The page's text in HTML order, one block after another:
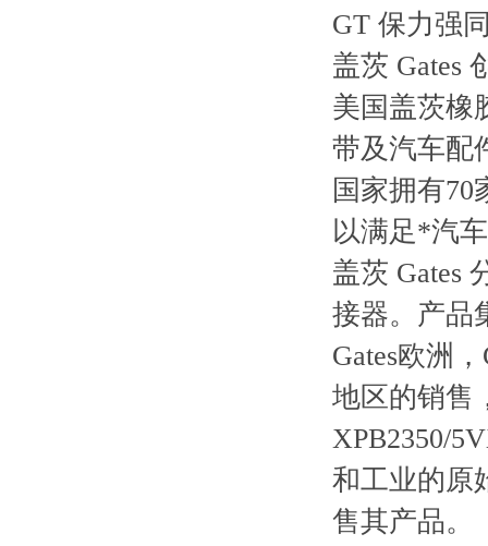
GT 保力强
盖茨 Gates
美国盖茨橡
带及汽车配
国家拥有
以满足*汽
盖茨 Gates
接器。产品
Gates欧洲
地区的销售
XPB2350/
和工业的原
售其产品。